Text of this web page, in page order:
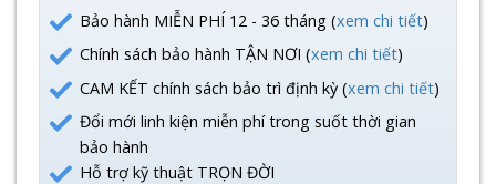
Bảo hành MIỄN PHÍ 12 - 36 tháng (xem chi tiết)
Chính sách bảo hành TẬN NƠI (xem chi tiết)
CAM KẾT chính sách bảo trì định kỳ (xem chi tiết)
Đổi mới linh kiện miễn phí trong suốt thời gian
bảo hành
Hỗ trợ kỹ thuật TRỌN ĐỜI